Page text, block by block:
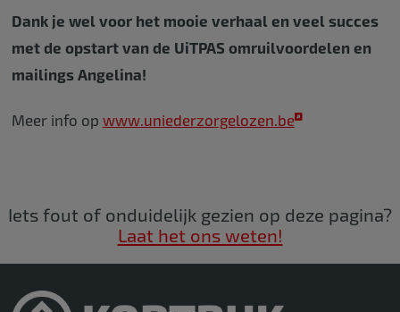
Dank je wel voor het mooie verhaal en veel succes
met de opstart van de UiTPAS omruilvoordelen en
mailings Angelina!
Meer info op www.uniederzorgelozen.be
Iets fout of onduidelijk gezien op deze pagina?
Laat het ons weten!